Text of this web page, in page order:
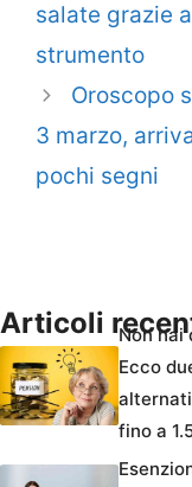
salate grazie
strumento
Oroscopo
3 marzo,
pochi segni
Articoli
Non hai
Ecco
fino a